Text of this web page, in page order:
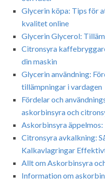
Glycerin köpa: Tips för
kvalitet online
Glycerin Glycerol:
Citronsyra
din maskin
Glycerin användning:
tillämpningar i vardagen
Fördelar och
askorbinsyra och
Askorbinsyra
Citronsyra avkalkning:
Kalkavlagringar
Allt om Askorbinsyra
Information om